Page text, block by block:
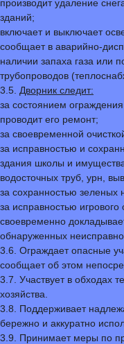
производит удаление
зданий;
включает и выключает
сообщает в аварийно-
наличии запаха газа или
трубопроводов
3.5. Дворник следит:
за состоянием
проводит его ремонт;
за своевременной
за исправностью и
здания школы и
водосточных труб, урн,
за сохранностью зеленых
за исправностью
своевременно
обнаруженных
3.6. Ограждает опасные
сообщает об этом
3.7. Участвует в обходах
хозяйства.
3.8. Поддерживает
бережно и аккуратно
3.9. Принимает меры по